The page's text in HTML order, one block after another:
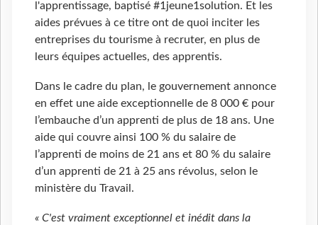
l'apprentissage, baptisé #1jeune1solution. Et les
aides prévues à ce titre ont de quoi inciter les
entreprises du tourisme à recruter, en plus de
leurs équipes actuelles, des apprentis.
Dans le cadre du plan, le gouvernement annonce
en effet une aide exceptionnelle de 8 000 € pour
l’embauche d’un apprenti de plus de 18 ans. Une
aide qui couvre ainsi 100 % du salaire de
l’apprenti de moins de 21 ans et 80 % du salaire
d’un apprenti de 21 à 25 ans révolus, selon le
ministère du Travail.
« C'est vraiment exceptionnel et inédit dans la